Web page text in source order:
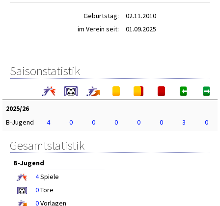
Geburtstag:
02.11.2010
im Verein seit:
01.09.2025
Saisonstatistik
2025/26
B-Jugend
4 0 0 0 0 0 3 0
Gesamtstatistik
B-Jugend
4Spiele
0Tore
0Vorlagen